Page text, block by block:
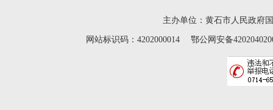
主办单位：黄石市人民政府
网站标识码：4202000014 鄂公网安备